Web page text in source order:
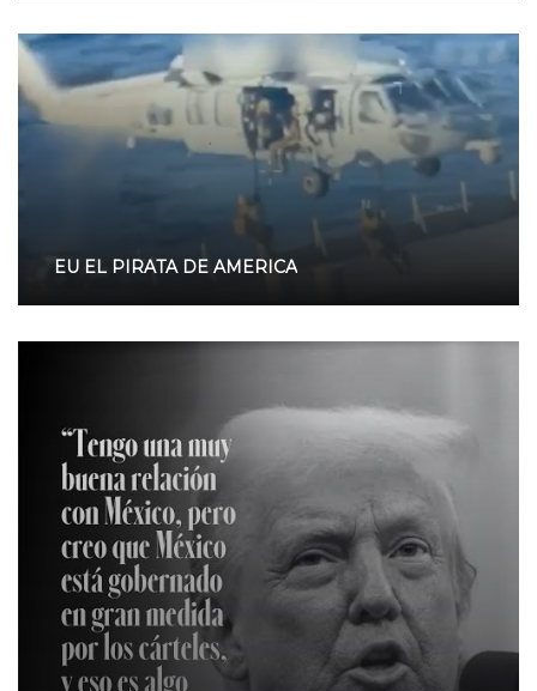
EU EL PIRATA DE AMERICA